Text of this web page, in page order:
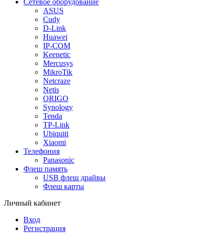
Сетевое оборудование
ASUS
Cudy
D-Link
Huawei
IP-COM
Keenetic
Mercusys
MikroTik
Netcraze
Netis
ORIGO
Synology
Tenda
TP-Link
Ubiquiti
Xiaomi
Телефония
Panasonic
Флеш память
USB флеш драйвы
Флеш карты
Личный кабинет
Вход
Регистрация